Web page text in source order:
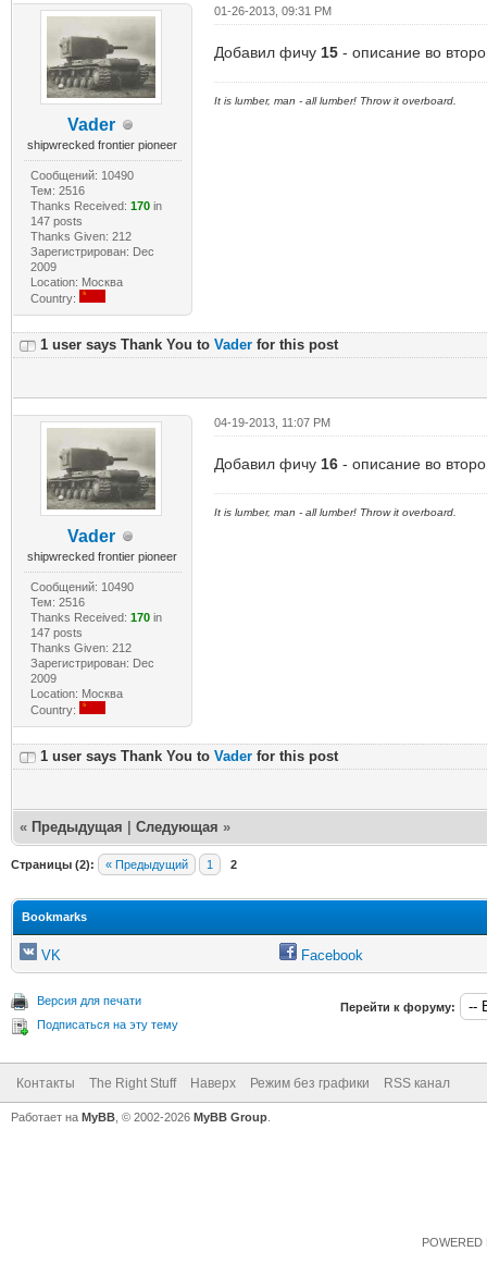
Vader
shipwrecked frontier pioneer
Сообщений: 10490
Тем: 2516
Thanks Received: 170in
147 posts
Thanks Given: 212
Зарегистрирован: Dec
2009
Location: Москва
Country:
01-26-2013, 09:31 PM
Добавил фичу 15- описание во
It is lumber, man - all lumber! Throw it overboard.
1 user says Thank You to Vader for this post
Vader
shipwrecked frontier pioneer
Сообщений: 10490
Тем: 2516
Thanks Received: 170in
147 posts
Thanks Given: 212
Зарегистрирован: Dec
2009
Location: Москва
Country:
04-19-2013, 11:07 PM
Добавил фичу 16- описание во
It is lumber, man - all lumber! Throw it overboard.
1 user says Thank You to Vader for this post
« Предыдущая Следующая »
Страницы (2): « Предыдущий 1 2
Bookmarks
VK Facebook
Версия для печати
Подписаться на эту тему
Перейти к форуму:
Контакты The Right Stuff Наверх Режим без графики RSS канал
Работает на MyBB , © 2002-2026 MyBB Group